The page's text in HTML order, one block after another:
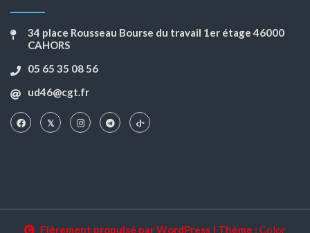
34 place Rousseau Bourse du travail 1er étage 46000
CAHORS
05 65 35 08 56
ud46@cgt.fr
Fièrement propulsé par WordPress | Thème : Color